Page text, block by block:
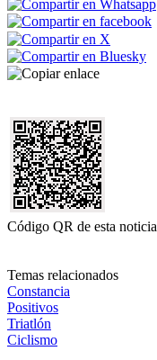
Código QR de esta noticia
Temas relacionados
Constancia
Positivos
Triatlón
Ciclismo